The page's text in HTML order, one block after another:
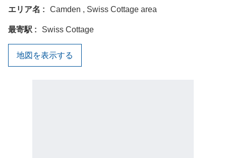
エリア名 Camden , Swiss Cottage area
最寄駅 Swiss Cottage
地図を表示する